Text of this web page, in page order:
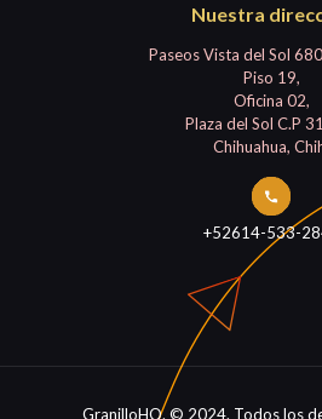
Nuestra
Paseos Vista del Sol
Piso 19,
Oficina 02,
Plaza del Sol C.P
Chihuahua,
+52614-533-
GranilloHQ. © 2024. Todos los